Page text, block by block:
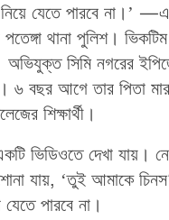
যেতে পারবে না।’
থানা পুলিশ।
সিমি নগরের
৬ বছর আগে তার পিতা
শিক্ষার্থী।
ভিডিওতে দেখা
যায়, ‘তুই আমাকে
পারবে না।